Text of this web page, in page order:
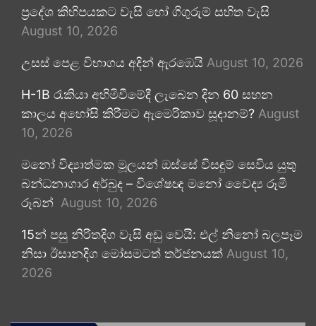
ප්‍රදේශ කිහිපයකට වැසි හෝ ගිගුරුම් සහිත වැසි
August 10, 2026
උසස් පෙළ විභාගය අදින් ඇරඹෙයි August 10, 2026
H-1B රැකියා අහිමිවීමේදී ලැබෙන දින 60 සහන
කාලය අහෝසි කිරීමට ඇමෙරිකාව සූදානම්? August
10, 2026
මනෝ විද්‍යාත්මක මූලයන් ඔස්සේ විසඳුම් සෙවිය යුතු
බන්ධනාගාර අර්බුද – විශේෂඥ මනෝ වෛද්‍ය රූමි
රූබන් August 10, 2026
15න් පසු නිරිතදිග වැසි අඩු වෙයි: එල් නිනෝ බලපෑම
නිසා ඊසානදිග මෝසමටත් තර්ජනයක් August 10,
2026